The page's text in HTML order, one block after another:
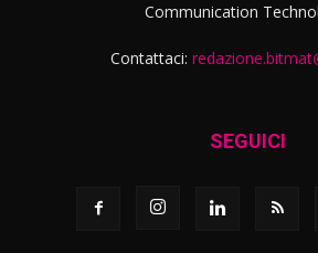
Communication
Contattaci:
SEGUICI